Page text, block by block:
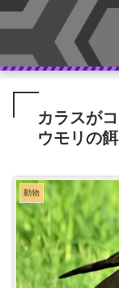
カラスが
ウモリの
動物